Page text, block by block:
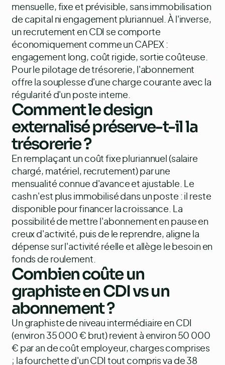
mensuelle, fixe et prévisible, sans immobilisation
de capital ni engagement pluriannuel. À l'inverse,
un recrutement en CDI se comporte
économiquement comme un CAPEX :
engagement long, coût rigide, sortie coûteuse.
Pour le pilotage de trésorerie, l'abonnement
offre la souplesse d'une charge courante avec la
régularité d'un poste interne.
Comment le design
externalisé préserve-t-il la
trésorerie ?
En remplaçant un coût fixe pluriannuel (salaire
chargé, matériel, recrutement) par une
mensualité connue d'avance et ajustable. Le
cash n'est plus immobilisé dans un poste : il reste
disponible pour financer la croissance. La
possibilité de mettre l'abonnement en pause en
creux d'activité, puis de le reprendre, aligne la
dépense sur l'activité réelle et allège le besoin en
fonds de roulement.
Combien coûte un
graphiste en CDI vs un
abonnement ?
Un graphiste de niveau intermédiaire en CDI
(environ 35 000 € brut) revient à environ 50 000
€ par an de coût employeur, charges comprises
; la fourchette d'un CDI tout compris va de 38